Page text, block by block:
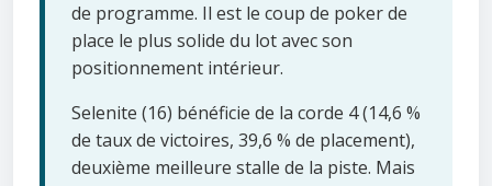
de programme. Il est le coup de poker de
place le plus solide du lot avec son
positionnement intérieur.
Selenite (16) bénéficie de la corde 4 (14,6 %
de taux de victoires, 39,6 % de placement),
deuxième meilleure stalle de la piste. Mais